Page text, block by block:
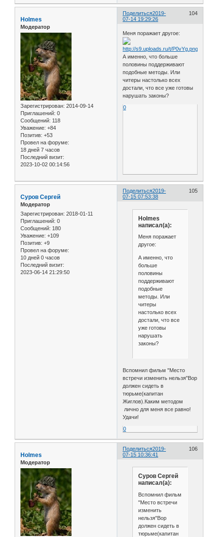
Поделиться 104
2019-
07-14 19:29:26
Holmes
Модератор
Зарегистрирован: 2014-09-14
Приглашений: 0
Сообщений: 118
Уважение: +84
Позитив: +53
Провел на форуме:
18 дней 7 часов
Последний визит:
2023-10-02 00:14:56
Меня поражает другое:
А именно, что больше
половины поддерживают
подобные методы. Или
читеры настолько всех
достали, что все уже готовы
нарушать законы?
0
Поделиться 105
2019-
07-15 07:53:38
Cуров Сергей
Модератор
Зарегистрирован: 2018-01-11
Приглашений: 0
Сообщений: 180
Уважение: +109
Позитив: +9
Провел на форуме:
10 дней 0 часов
Последний визит:
2023-06-14 21:29:50
Holmes
написал(а):
Меня поражает
другое:
А именно, что
больше
половины
поддерживают
подобные
методы. Или
читеры
настолько всех
достали, что все
уже готовы
нарушать
законы?
Вспомнил фильм "Место
встречи изменить нельзя"Вор
должен сидеть в
тюрьме(капитан
Жиглов).Каким методом
лично для меня все равно!
Удачи!
0
Поделиться 106
2019-
07-15 10:36:41
Holmes
Модератор
Cуров Сергей
написал(а):
Вспомнил фильм
"Место встречи
изменить
нельзя"Вор
должен сидеть в
тюрьме(капитан